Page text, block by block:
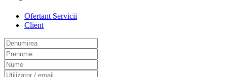
Ofertant Servicii
Client